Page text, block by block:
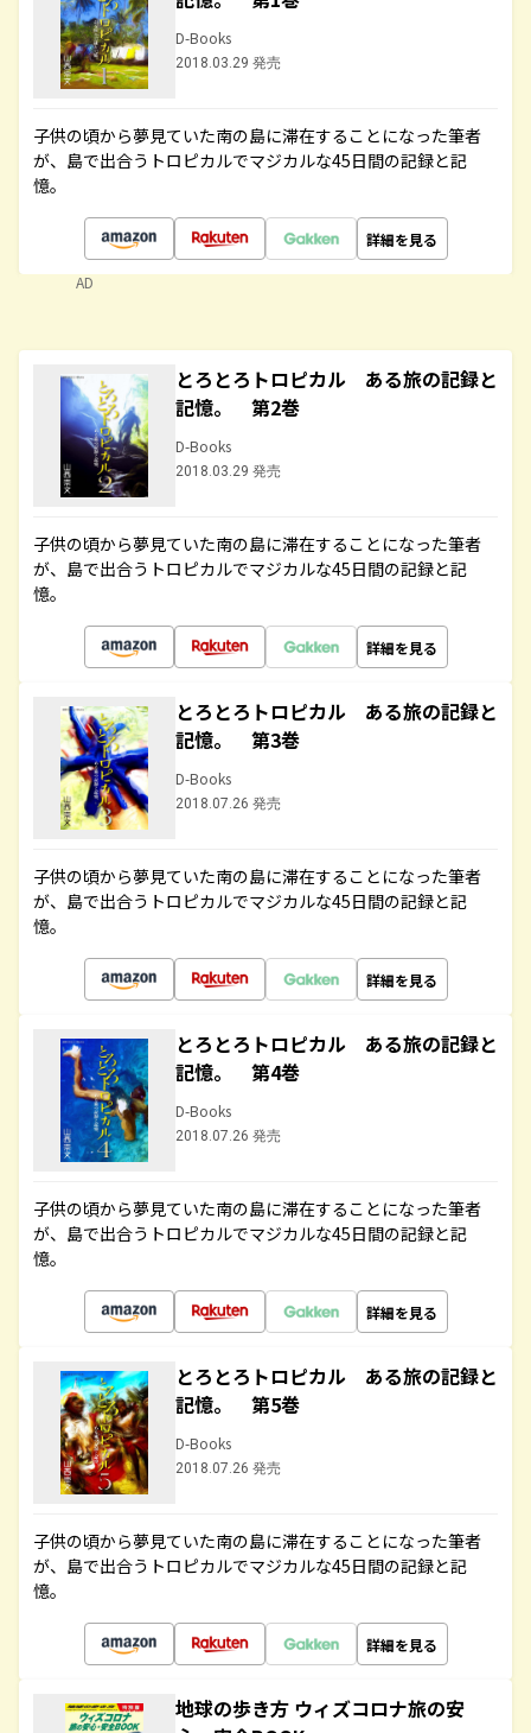
D-Books
2018.03.29 発売
子供の頃から夢見ていた南の島に滞在することになった筆者
が、島で出合うトロピカルでマジカルな45日間の記録と記
憶。
詳細を見る
AD
とろとろトロピカル ある旅の記録と
記憶。 第2巻
D-Books
2018.03.29 発売
子供の頃から夢見ていた南の島に滞在することになった筆者
が、島で出合うトロピカルでマジカルな45日間の記録と記
憶。
詳細を見る
とろとろトロピカル ある旅の記録と
記憶。 第3巻
D-Books
2018.07.26 発売
子供の頃から夢見ていた南の島に滞在することになった筆者
が、島で出合うトロピカルでマジカルな45日間の記録と記
憶。
詳細を見る
とろとろトロピカル ある旅の記録と
記憶。 第4巻
D-Books
2018.07.26 発売
子供の頃から夢見ていた南の島に滞在することになった筆者
が、島で出合うトロピカルでマジカルな45日間の記録と記
憶。
詳細を見る
とろとろトロピカル ある旅の記録と
記憶。 第5巻
D-Books
2018.07.26 発売
子供の頃から夢見ていた南の島に滞在することになった筆者
が、島で出合うトロピカルでマジカルな45日間の記録と記
憶。
詳細を見る
地球の歩き方 ウィズコロナ旅の安